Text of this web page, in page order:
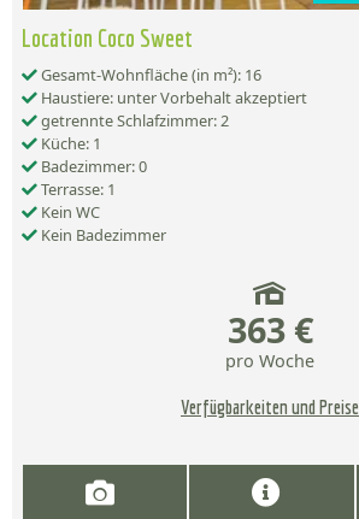
Location Coco Sweet
Gesamt-Wohnfläche (in m²): 16
Haustiere: unter Vorbehalt akzeptiert
getrennte Schlafzimmer: 2
Küche: 1
Badezimmer: 0
Terrasse: 1
Kein WC
Kein Badezimmer
363 €
pro Woche
Verfügbarkeiten und Preise